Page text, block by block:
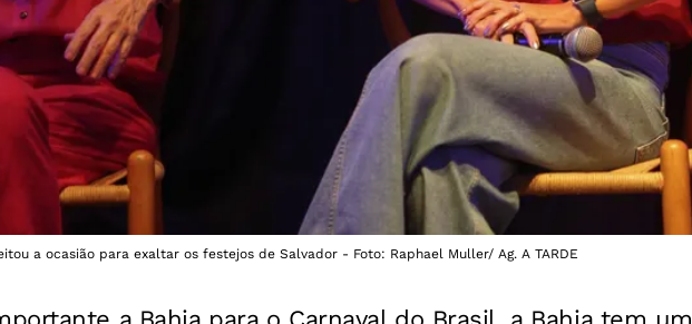
a ocasião para exaltar os festejos de Salvador - Foto: Raphael Muller/ Ag. A TARDE